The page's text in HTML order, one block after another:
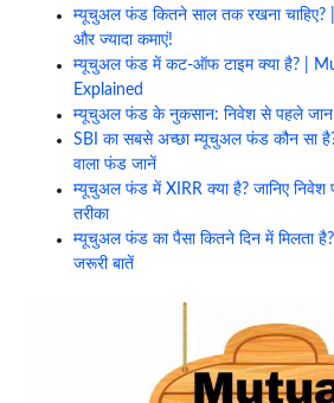
म्यूचुअल फंड कितने साल तक रखना चाहिए? |
और ज्यादा कमाएं!
म्यूचुअल फंड में कट-ऑफ टाइम क्या है? |
Explained
म्यूचुअल फंड के नुकसान: निवेश से पहले
SBI का सबसे अच्छा म्यूचुअल फंड कौन सा
वाला फंड जानें
म्यूचुअल फंड में XIRR क्या है? जानिए निवेश
तरीका
म्यूचुअल फंड का पैसा कितने दिन में मिलता
जरूरी बातें